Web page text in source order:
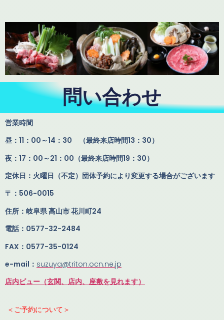
問い合わせ
営業時間
昼：11：00～14：30 （最終来店時間13：30）
夜：17：00～21：00（最終来店時間19：30）
定休日：火曜日（不定）団体予約により変更する場合がございます
〒：506-0015
住所：岐阜県 高山市 花川町24
電話：0577-32-2484
FAX：0577-35-0124
e-mail： suzuya@triton.ocn.ne.jp
店内ビュー（玄関、店内、座敷を見れます）
＜ご予約について＞